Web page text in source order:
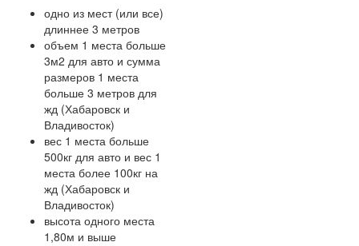
одно из мест (или все)
длиннее 3 метров
объем 1 места больше
3м2 для авто и сумма
размеров 1 места
больше 3 метров для
жд (Хабаровск и
Владивосток)
вес 1 места больше
500кг для авто и вес 1
места более 100кг на
жд (Хабаровск и
Владивосток)
высота одного места
1,80м и выше